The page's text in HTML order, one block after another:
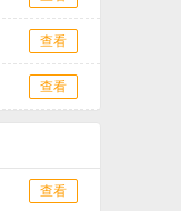
查看
查看
查看